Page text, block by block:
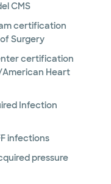
CMS
certification
Surgery
certification
American Heart
Infection
infections
pressure